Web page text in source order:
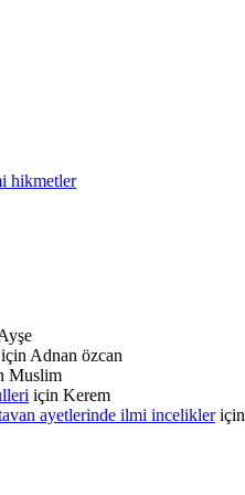
hikmetler
Adnan özcan
Muslim
için Kerem
ayetlerinde ilmi incelikleriçin